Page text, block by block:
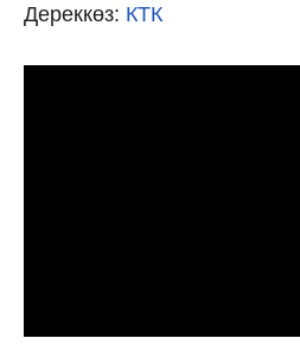
Дереккөз: КТК